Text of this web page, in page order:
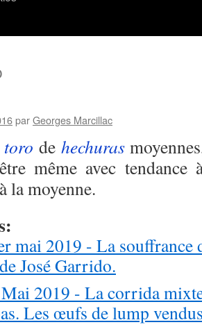
parGeorges Marcillac
toro de hechuras
même avec
la moyenne.
mai 2019 - La souffrance
José Garrido.
2019 - La corrida
Les œufs de lump